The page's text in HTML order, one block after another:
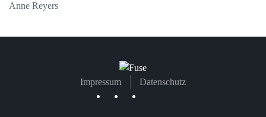
Anne Reyers
Impressum Datenschutz